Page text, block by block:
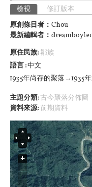
主要索引標籤
檢視 (作用中頁籤)
修訂版本
原創條目者： Chou
最新編輯者：
原住民族:鄒族
語言 中文
1935年尚存的聚落→1935
主題分類:古今聚落分佈圖
資料來源:前期資料